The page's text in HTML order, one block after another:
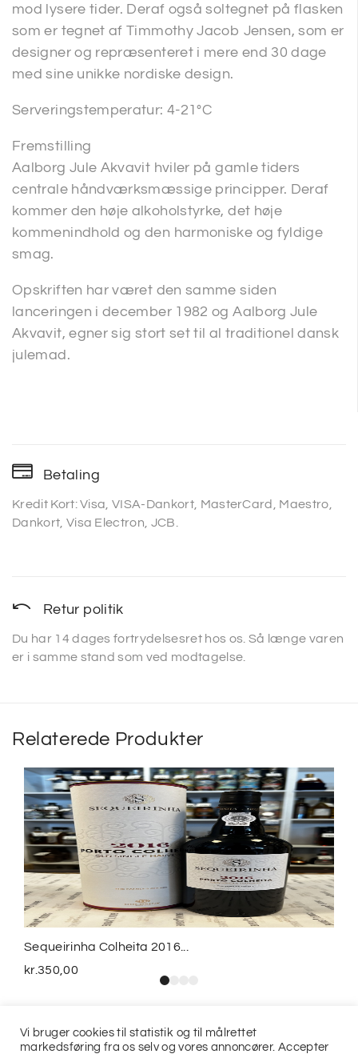
mod lysere tider. Deraf også soltegnet på flasken
som er tegnet af Timmothy Jacob Jensen, som er
designer og repræsenteret i mere end 30 dage
med sine unikke nordiske design.
Serveringstemperatur: 4-21°C
Fremstilling
Aalborg Jule Akvavit hviler på gamle tiders
centrale håndværksmæssige principper. Deraf
kommer den høje alkoholstyrke, det høje
kommenindhold og den harmoniske og fyldige
smag.
Opskriften har været den samme siden
lanceringen i december 1982 og Aalborg Jule
Akvavit, egner sig stort set til al traditionel dansk
julemad.
Betaling
Kredit Kort: Visa, VISA-Dankort, MasterCard, Maestro,
Dankort, Visa Electron, JCB.
Retur politik
Du har 14 dages fortrydelsesret hos os. Så længe varen
er i samme stand som ved modtagelse.
Relaterede Produkter
Sequeirinha Colheita 2016...
kr.350,00
Vi bruger cookies til statistik og til målrettet
markedsføring fra os selv og vores annoncører. Accepter